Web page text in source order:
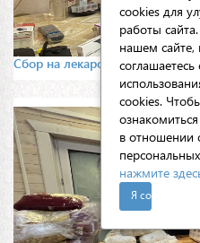
Сбор на лекарства для Галины
cookies для
работы
нашем сайте,
cookies.
в отношении
нажмите
Я согласен